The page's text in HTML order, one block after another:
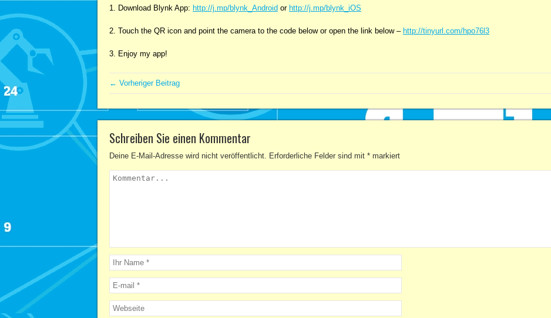
1. Download Blynk App: http://j.mp/blynk_Android or http://j.mp/blynk_iOS
2. Touch the QR icon and point the camera to the code below or open the link below – http://tinyurl.com/hpo76l3
3. Enjoy my app!
← Vorheriger Beitrag
Schreiben Sie einen Kommentar
Deine E-Mail-Adresse wird nicht veröffentlicht. Erforderliche Felder sind mit * markiert